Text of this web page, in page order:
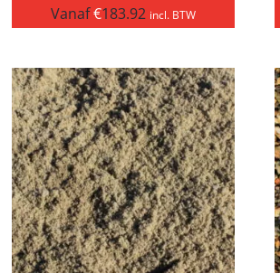
Vanaf€183.92 incl. BTW